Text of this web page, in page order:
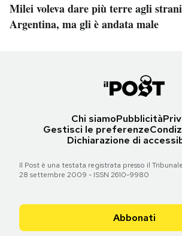
Milei voleva dare più terre agli
Argentina, ma gli è andata male
Chi siamoPubblicità
Gestisci le preferenze
Dichiarazione di
Il Post è una testata registrata presso il
28 settembre 2009 - ISSN 2610-9980
Abbonati